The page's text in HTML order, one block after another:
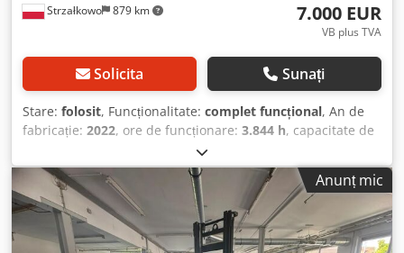
Strzałkowo 879 km 7.000 EUR
VB plus TVA
Solicita Sunați
Stare: folosit, Funcționalitate: complet funcțional, An de
fabricație: 2022, ore de funcționare: 3.844 h, capacitate de
, înălțime de ridicare:
ridicare liberă:1.745 mm, tip combustibil:electric, tip
catarg:triplex, înălțime de construcție:2.265 mm, tip de
transmisie:Elektro, Stivuitor cu timonă Tip mast: Triplex
Stare: Gata de utilizare și complet funcțional Stare tehnică:
bună Djdpozqw Siefx Angeck Voltaj baterie: 24V Ridicare
Anunț mic